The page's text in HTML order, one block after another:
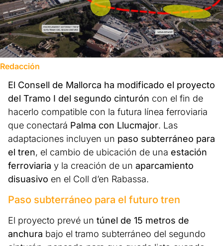
Redacción
El Consell de Mallorca ha modificado el proyecto
del Tramo I del segundo cinturón con el fin de
hacerlo compatible con la futura línea ferroviaria
que conectará Palma con Llucmajor. Las
adaptaciones incluyen un paso subterráneo para
el tren, el cambio de ubicación de una estación
ferroviaria y la creación de un aparcamiento
disuasivo en el Coll d’en Rabassa.
Paso subterráneo para el futuro tren
El proyecto prevé un túnel de 15 metros de
anchura bajo el tramo subterráneo del segundo